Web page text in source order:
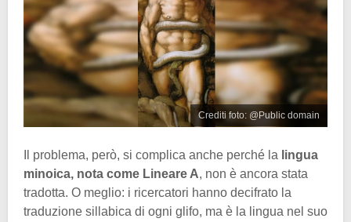
Crediti foto: @Public domain
Il problema, però, si complica anche perché la lingua
minoica, nota come Lineare A, non è ancora stata
tradotta. O meglio: i ricercatori hanno decifrato la
traduzione sillabica di ogni glifo, ma è la lingua nel suo